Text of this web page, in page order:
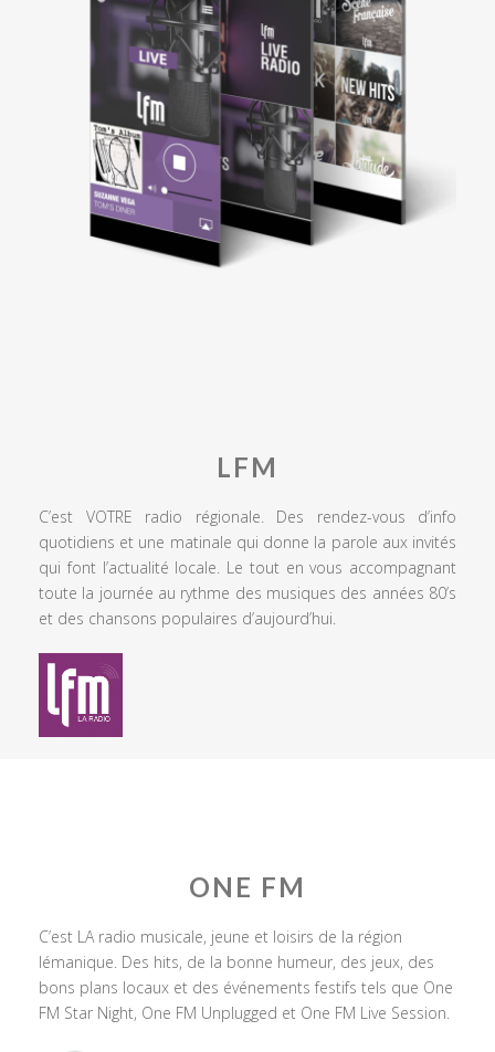
LFM
C’est VOTRE radio régionale. Des rendez-vous d’info
quotidiens et une matinale qui donne la parole aux invités
qui font l’actualité locale. Le tout en vous accompagnant
toute la journée au rythme des musiques des années 80’s
et des chansons populaires d’aujourd’hui.
ONE FM
C’est LA radio musicale, jeune et loisirs de la région
lémanique. Des hits, de la bonne humeur, des jeux, des
bons plans locaux et des événements festifs tels que One
FM Star Night, One FM Unplugged et One FM Live Session.